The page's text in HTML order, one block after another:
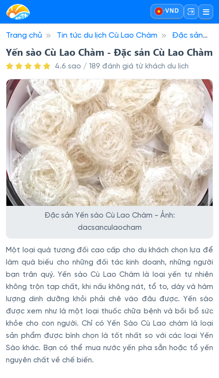
·VND
Trang chủ Tin tức du lịch Cù Lao Chàm
Đặc sản
Cù Lao Chàm
Yến sào Cù Lao Chàm - Đặc sản Cù
Yến sào Cù Lao Chàm - Đặc sản Cù Lao Chàm
4.6 sao / 189 đánh giá từ khách du lịch
Đặc sản Yến sào Cù Lao Chàm - Ảnh:
dacsanculaocham
Một loại quà tương đối cao cấp cho du khách chọn lựa để
làm quà biếu cho những đối tác kinh doanh, những người
bạn trân quý. Yến sào Cù Lao Chàm là loại yến tự nhiên
không trộn tạp chất, khi nấu không nát, tổ to, dày và hàm
lượng dinh dưỡng khỏi phải chê vào đâu được. Yến sào
được xem như là một loại thuốc chữa bệnh và bồi bổ sức
khỏe cho con người. Chỉ có Yến Sào Cù Lao chàm là loại
sản phẩm được bình chọn là tốt nhất so với các loại Yến
Sào khác. Bạn có thể mua nước yến pha sẵn hoặc tổ yến
nguyên chất về chế biến.